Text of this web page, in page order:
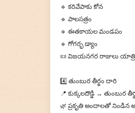
🔹 కరివేపాకు కోన
🔹 పాలసత్రం
🔹 ఈతకాయల మండపం
🔹 గోగర్భ డ్యాం
📜 విజయనగర రాజులు
4️⃣ తుంబుర తీర్థం దారి
📍 కుక్కలదొడ్డి →
🌿 ప్రకృతి అందాలతో నిండిన